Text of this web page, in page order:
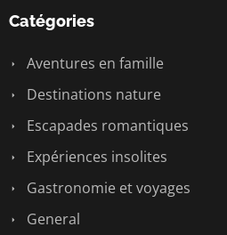
Catégories
Aventures en famille
Destinations nature
Escapades romantiques
Expériences insolites
Gastronomie et voyages
General